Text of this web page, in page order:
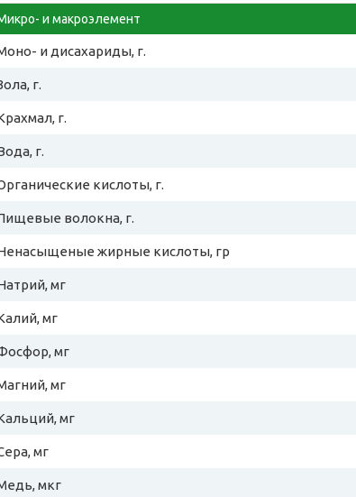
и макроэлемент
и дисахариды, г.
г.
г.
г.
кислоты, г.
волокна, г.
жирные кислоты, гр
мг
мг
мг
мг
мг
мг
мкг